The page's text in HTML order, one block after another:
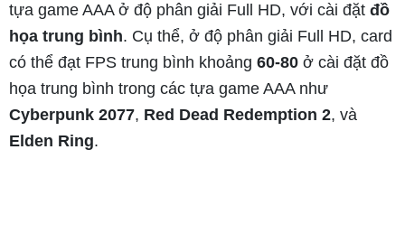
tựa game AAA ở độ phân giải Full HD, với cài đặt đồ
họa trung bình. Cụ thể, ở độ phân giải Full HD, card
có thể đạt FPS trung bình khoảng 60-80 ở cài đặt đồ
họa trung bình trong các tựa game AAA như
Cyberpunk 2077, Red Dead Redemption 2, và
Elden Ring.